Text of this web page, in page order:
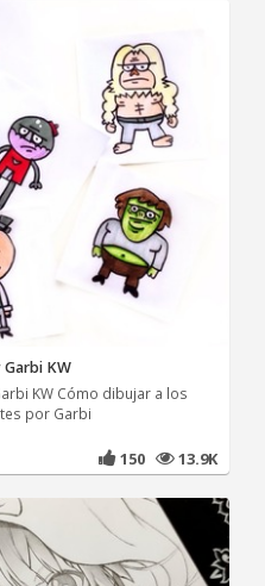
KW
KW Cómo dibujar a los
por Garbi
150 13.9K